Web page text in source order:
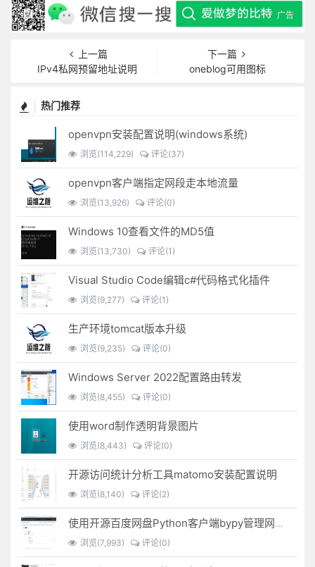
上一篇
IPv4私网预留地址说明
下一篇
oneblog可用图标
热门推荐
openvpn安装配置说明(windows系统)
浏览(114,229) 评论(37)
openvpn客户端指定网段走本地流量
浏览(13,926) 评论(0)
Windows 10查看文件的MD5值
浏览(13,730) 评论(1)
Visual Studio Code编辑c#代码格式化插件
浏览(9,277) 评论(1)
生产环境tomcat版本升级
浏览(9,235) 评论(0)
Windows Server 2022配置路由转发
浏览(8,455) 评论(0)
使用word制作透明背景图片
浏览(8,443) 评论(0)
开源访问统计分析工具matomo安装配置说明
浏览(8,140) 评论(2)
使用开源百度网盘Python客户端bypy管理网盘文件
浏览(7,993) 评论(0)